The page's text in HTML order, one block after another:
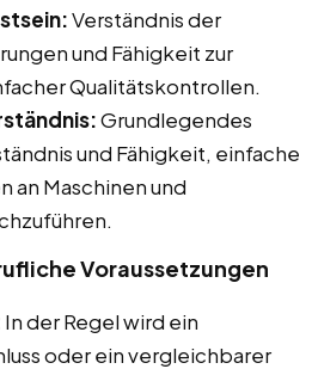
Verständnis der
und Fähigkeit zur
Qualitätskontrollen.
Grundlegendes
und Fähigkeit, einfache
an Maschinen und
Voraussetzungen
In der Regel wird ein
oder ein vergleichbarer